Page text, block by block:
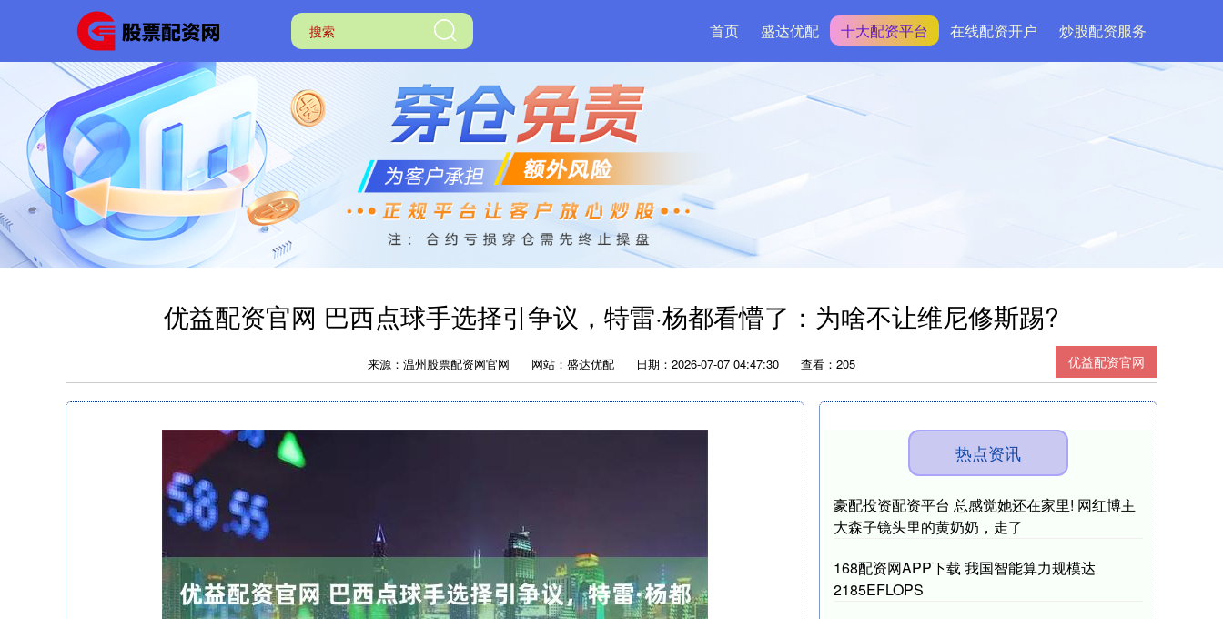
首页 盛达优配 十大配资平台 在线配资开户 炒股配资服务
优益配资官网 巴西点球手选择引争议，特雷·杨都看懵了：为啥不让维尼修斯踢?
优益配资官网
来源：温州股票配资网官网 网站：盛达优配 日期：2026-07-07 04:47:30 查看：205
热点资讯
豪配投资配资平台 总感觉她还在家里! 网红博主
大森子镜头里的黄奶奶，走了
168配资网APP下载 我国智能算力规模达
2185EFLOPS